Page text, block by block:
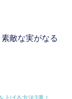
敵な実がなる